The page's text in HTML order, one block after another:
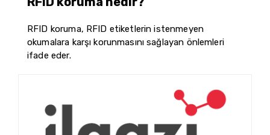
RFID koruma, RFID etiketlerin istenmeyen
okumalara karşı korunmasını sağlayan önlemleri
ifade eder.